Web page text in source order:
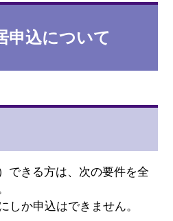
申込について
できる方は、次の要件を全
か申込はできません。